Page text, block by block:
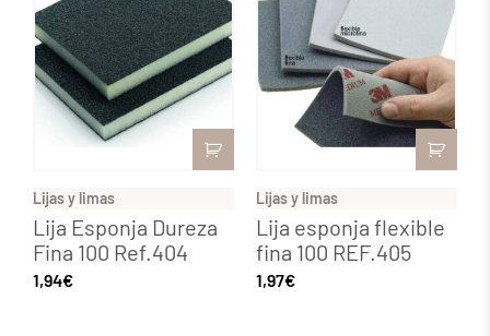
Lijas y limas
Lija Esponja Dureza
Fina 100 Ref.404
1,94€
Lijas y limas
Lija esponja flexible
fina 100 REF.405
1,97€